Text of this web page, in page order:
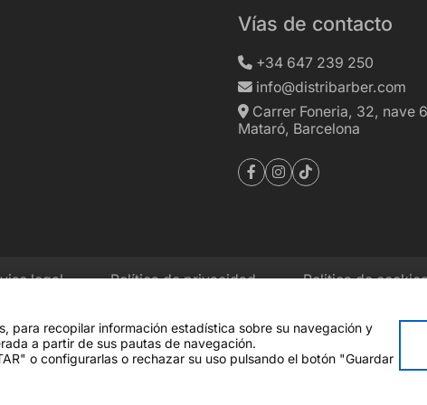
para recopilar información estadística sobre su navegación y
a partir de sus pautas de navegación.
o configurarlas o rechazar su uso pulsando el botón "Guardar
Vías de contacto
+34 647 239 250
info@distribarber.com
Carrer Foneria, 32, nave
Mataró, Barcelona
legal Política de privacidad Politica de cookies
Financiado por la Unión
expresadas son únicamente los
la Comisión Europea. Ni la